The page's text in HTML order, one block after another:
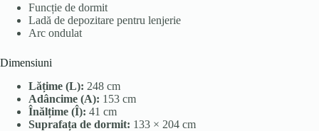
Funcție de dormit
Ladă de depozitare pentru lenjerie
Arc ondulat
Dimensiuni
Lățime (L): 248 cm
Adâncime (A): 153 cm
Înălțime (Î): 41 cm
Suprafața de dormit: 133 × 204 cm